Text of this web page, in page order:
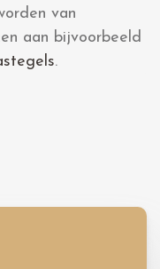
van
aan bijvoorbeeld
.